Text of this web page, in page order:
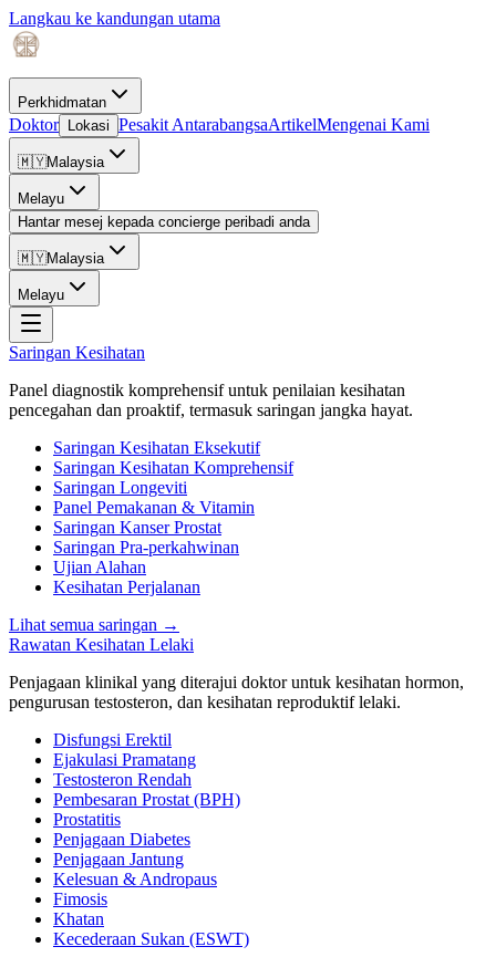
Langkau ke kandungan utama
Perkhidmatan
Doktor Lokasi Pesakit AntarabangsaArtikelMengenai Kami
🇲🇾Malaysia
Melayu
Hantar mesej kepada concierge peribadi anda
🇲🇾Malaysia
Melayu
Saringan Kesihatan
Panel diagnostik komprehensif untuk penilaian kesihatan
pencegahan dan proaktif, termasuk saringan jangka hayat.
Saringan Kesihatan Eksekutif
Saringan Kesihatan Komprehensif
Saringan Longeviti
Panel Pemakanan & Vitamin
Saringan Kanser Prostat
Saringan Pra-perkahwinan
Ujian Alahan
Kesihatan Perjalanan
Lihat semua saringan →
Rawatan Kesihatan Lelaki
Penjagaan klinikal yang diterajui doktor untuk kesihatan hormon,
pengurusan testosteron, dan kesihatan reproduktif lelaki.
Disfungsi Erektil
Ejakulasi Pramatang
Testosteron Rendah
Pembesaran Prostat (BPH)
Prostatitis
Penjagaan Diabetes
Penjagaan Jantung
Kelesuan & Andropaus
Fimosis
Khatan
Kecederaan Sukan (ESWT)